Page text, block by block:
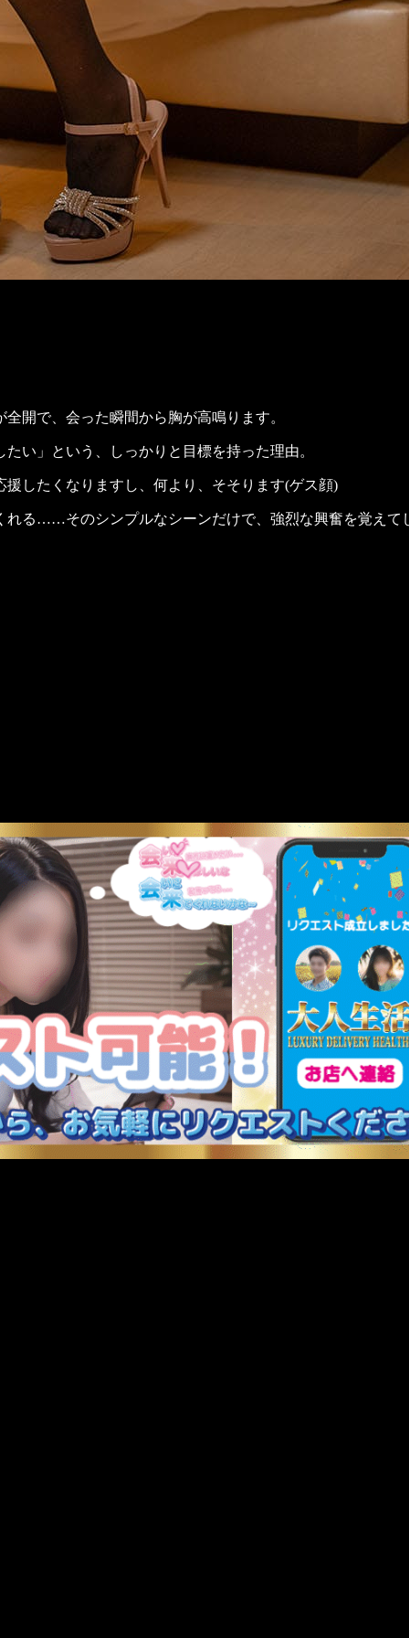
開で、会った瞬間から胸が高鳴ります。
い」という、しっかりと目標を持った理由。
したくなりますし、何より、そそります(ゲス顔)
れる……そのシンプルなシーンだけで、強烈な興奮を覚えて